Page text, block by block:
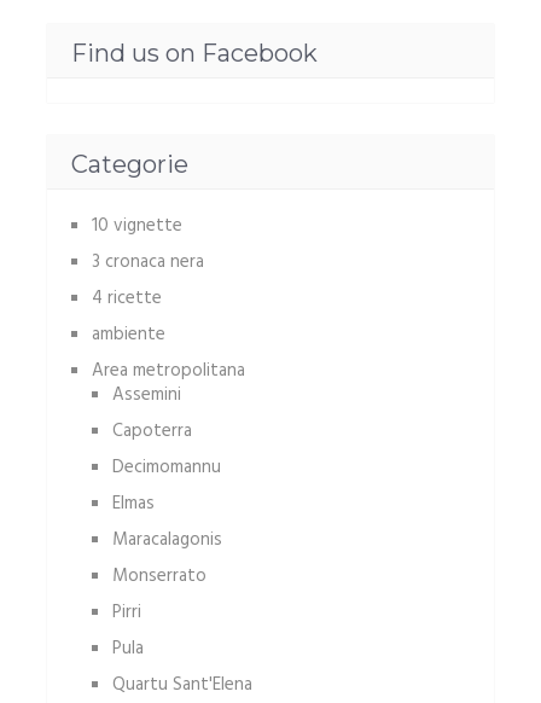
Find us on Facebook
Categorie
10 vignette
3 cronaca nera
4 ricette
ambiente
Area metropolitana
Assemini
Capoterra
Decimomannu
Elmas
Maracalagonis
Monserrato
Pirri
Pula
Quartu Sant'Elena